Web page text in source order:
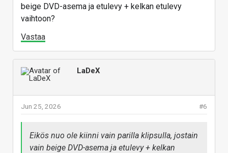
beige DVD-asema ja etulevy + kelkan etulevy
vaihtoon?
Vastaa
LaDeX
#6
Jun 25, 2026
Eikös nuo ole kiinni vain parilla klipsulla, jostain
vain beige DVD-asema ja etulevy + kelkan